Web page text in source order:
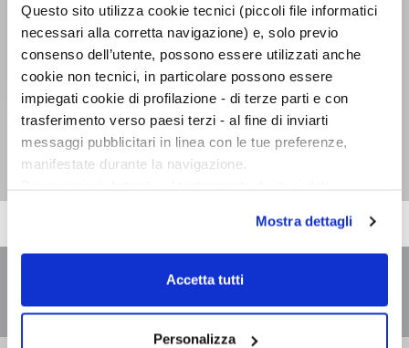
Questo sito utilizza cookie tecnici (piccoli file informatici
necessari alla corretta navigazione) e, solo previo
consenso dell’utente, possono essere utilizzati anche
cookie non tecnici, in particolare possono essere
impiegati cookie di profilazione - di terze parti e con
trasferimento verso paesi terzi - al fine di inviarti
messaggi pubblicitari in linea con le tue preferenze,
manifestate durante la navigazione.
scelte privacy sui cookie, ti invitiamo a prendere visione
dell’informativa cookie.
Chiudendo il banner tramite la “X” prosegui la
dei soli cookie tecnici. Selezionando “Accetta tutti” presti
il tuo consenso alla profilazione che potrai revocare in
Mostra dettagli
Accetta tutti
Personalizza
L'uomo con il binocolo
Christina Olséni,
Micke Hansen